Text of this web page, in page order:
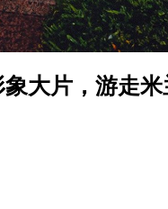
大片，游走米